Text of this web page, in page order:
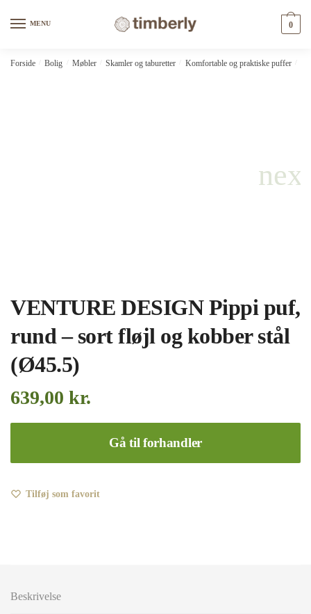
MENU 0
Forside Bolig Møbler Skamler og taburetter Komfortable og praktiske puffer
VENTURE DESIGN Pippi puf,
rund – sort fløjl og kobber stål
(Ø45.5)
639,00 kr.
Gå til forhandler
Tilføj som favorit
Beskrivelse